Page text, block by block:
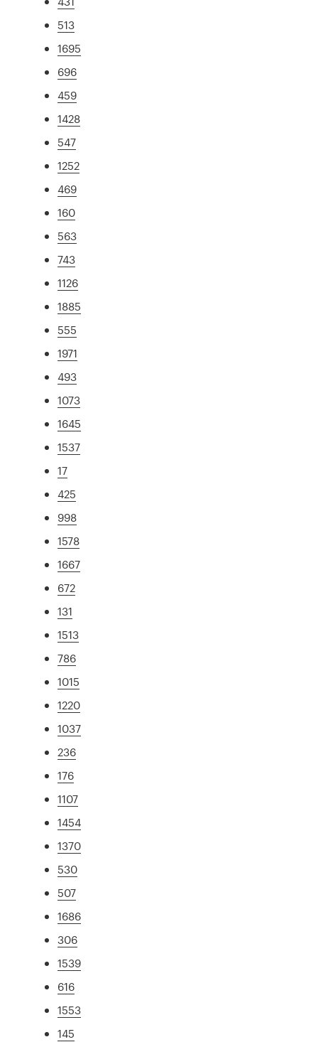
513
1695
696
459
1428
547
1252
469
160
563
743
1126
1885
555
1971
493
1073
1645
1537
17
425
998
1578
1667
672
131
1513
786
1015
1220
1037
236
176
1107
1454
1370
530
507
1686
306
1539
616
1553
145